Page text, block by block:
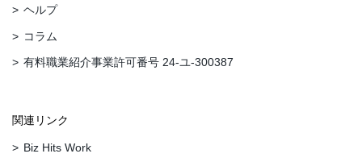
ヘルプ
コラム
有料職業紹介事業許可番号 24-ユ-300387
関連リンク
Biz Hits Work